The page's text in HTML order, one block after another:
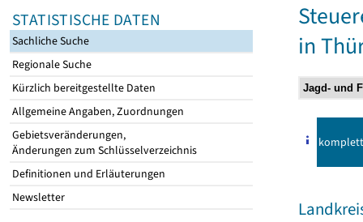
STATISTISCHE DATEN
Sachliche Suche
Regionale Suche
Kürzlich bereitgestellte Daten
Allgemeine Angaben, Zuordnungen
Gebietsveränderungen,
Änderungen zum Schlüsselverzeichnis
Definitionen und Erläuterungen
Newsletter
in
komplett